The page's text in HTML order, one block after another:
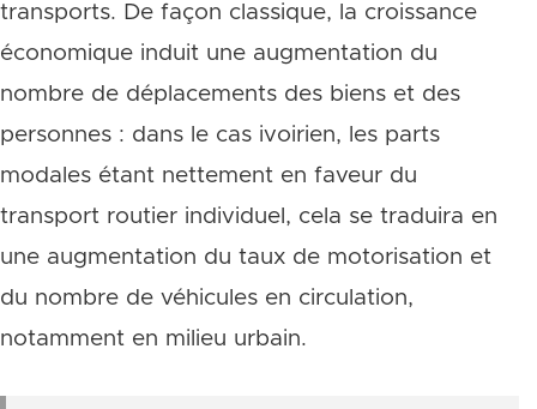
transports. De façon classique, la croissance
économique induit une augmentation du
nombre de déplacements des biens et des
personnes : dans le cas ivoirien, les parts
modales étant nettement en faveur du
transport routier individuel, cela se traduira en
une augmentation du taux de motorisation et
du nombre de véhicules en circulation,
notamment en milieu urbain.